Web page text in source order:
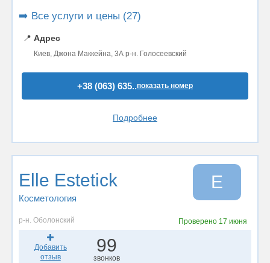
➡️ Все услуги и цены (27)
📍 Адрес
Киев, Джона Маккейна, 3А р-н. Голосеевский
+38 (063) 635..показать номер
Подробнее
Elle Estetick
Косметология
E
р-н. Оболонский Проверено 17 июня
Добавить
отзыв
99
звонков